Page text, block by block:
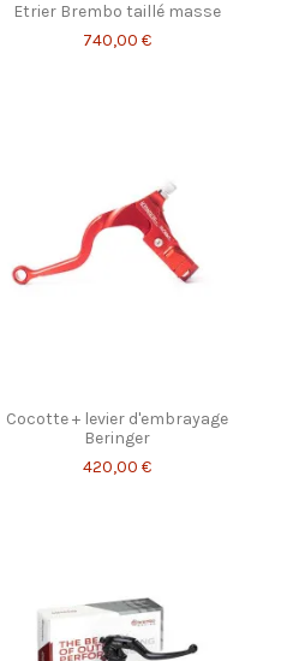
Etrier Brembo taillé masse
740,00 €
Cocotte + levier d'embrayage
Beringer
420,00 €